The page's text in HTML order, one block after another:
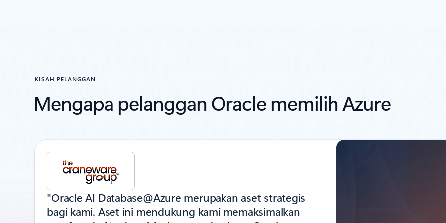
KISAH PELANGGAN
Mengapa pelanggan Oracle memilih Azure
"Oracle AI Database@Azure merupakan aset strategis
bagi kami. Aset ini mendukung kami memaksimalkan